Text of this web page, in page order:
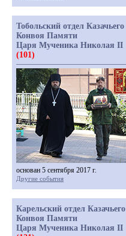
Тобольский отдел Казачьего
Конвоя Памяти
Царя Мученика Николая II
(101)
основан 5 сентября 2017 г.
Другие события
Карельский отдел Казачьего
Конвоя Памяти
Царя Мученика Николая II